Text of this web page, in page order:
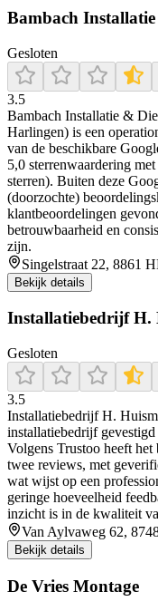
Bambach
Gesloten
3.5
Bambach Installatie &
Harlingen) is een
van de beschikbare
5,0 sterrenwaardering
sterren). Buiten deze
(doorzochte)
klantbeoordelingen
betrouwbaarheid en
zijn.
Singelstraat 22, 8861
Bekijk details
Installatiebedrijf H.
Gesloten
3.5
Installatiebedrijf H.
installatiebedrijf
Volgens Trustoo heeft
twee reviews, met
wat wijst op een
geringe hoeveelheid
inzicht is in de kwaliteit
Van Aylvaweg 62,
Bekijk details
De Vries Montage